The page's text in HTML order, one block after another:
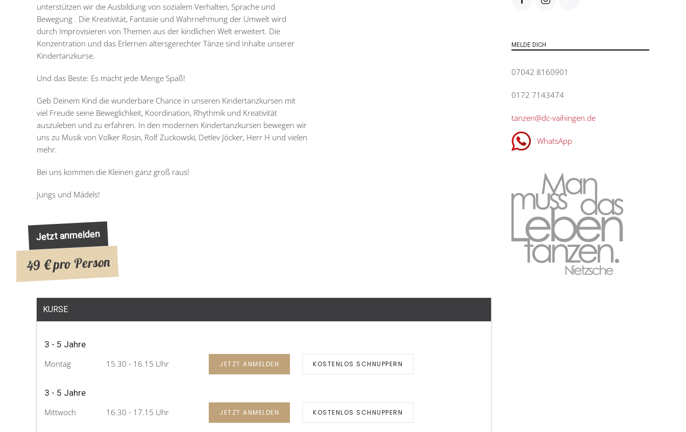
unterstützen wir die Ausbildung von sozialem Verhalten, Sprache und
Bewegung . Die Kreativität, Fantasie und Wahrnehmung der Umwelt wird
durch Improvisieren von Themen aus der kindlichen Welt erweitert. Die
Konzentration und das Erlernen altersgerechter Tänze sind Inhalte unserer
Kindertanzkurse.
Und das Beste: Es macht jede Menge Spaß!
Geb Deinem Kind die wunderbare Chance in unseren Kindertanzkursen mit
viel Freude seine Beweglichkeit, Koordination, Rhythmik und Kreativität
auszuleben und zu erfahren. In den modernen Kindertanzkursen bewegen wir
uns zu Musik von Volker Rosin, Rolf Zuckowski, Detlev Jöcker, Herr H und vielen
mehr.
Bei uns kommen die Kleinen ganz groß raus!
Jungs und Mädels!
Jetzt anmelden
49 € pro Person
KURSE
3 - 5 Jahre
Montag
15.30 - 16.15 Uhr JETZT ANMELDEN KOSTENLOS SCHNUPPERN
3 - 5 Jahre
Mittwoch
16.30 - 17.15 Uhr JETZT ANMELDEN KOSTENLOS SCHNUPPERN
MELDE DICH
07042 8160901
0172 7143474
tanzen@dc-vaihingen.de
WhatsApp